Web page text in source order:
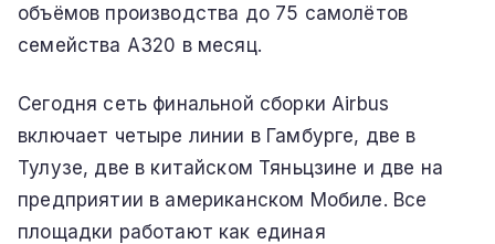
объёмов производства до 75 самолётов
семейства A320 в месяц.
Сегодня сеть финальной сборки Airbus
включает четыре линии в Гамбурге, две в
Тулузе, две в китайском Тяньцзине и две на
предприятии в американском Мобиле. Все
площадки работают как единая